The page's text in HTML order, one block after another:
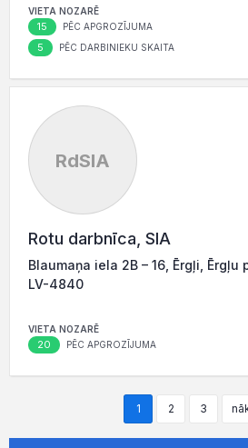
VIETA NOZARĒ
15 PĒC APGROZĪJUMA
5 PĒC DARBINIEKU SKAITA
RdSIA
Rotu darbnīca, SIA
Blaumaņa iela 2B – 16, Ērgļi, Ērgļu
LV-4840
VIETA NOZARĒ
20 PĒC APGROZĪJUMA
1 2 3